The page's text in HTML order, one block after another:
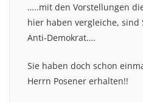
…..mit den Vorstellungen
hier haben vergleiche, sind
Anti-Demokrat….
Sie haben doch schon
Herrn Posener erhalten!!